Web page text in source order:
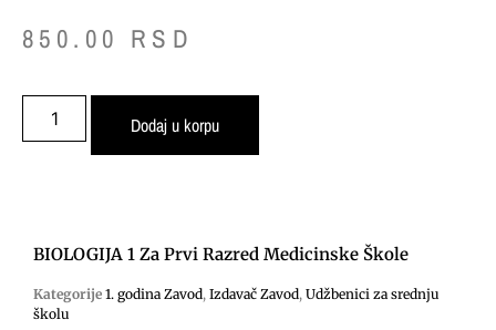
850.00 RSD
Dodaj u korpu
BIOLOGIJA 1 Za Prvi Razred Medicinske Škole
Kategorije 1. godina Zavod, Izdavač Zavod, Udžbenici za srednju
školu